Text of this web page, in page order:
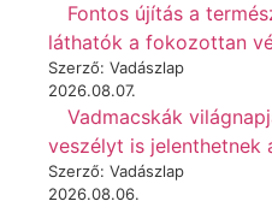
Fontos újítás a
láthatók a fokozottan
Szerző: Vadászlap
2026.08.07.
Vadmacskák
veszélyt is jelenthetnek
Szerző: Vadászlap
2026.08.06.